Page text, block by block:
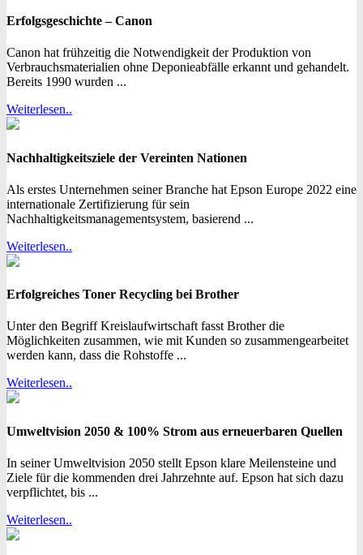
Erfolgsgeschichte – Canon
Canon hat frühzeitig die Notwendigkeit der Produktion von
Verbrauchsmaterialien ohne Deponieabfälle erkannt und gehandelt.
Bereits 1990 wurden ...
Weiterlesen..
Nachhaltigkeitsziele der Vereinten Nationen
Als erstes Unternehmen seiner Branche hat Epson Europe 2022 eine
internationale Zertifizierung für sein
Nachhaltigkeitsmanagementsystem, basierend ...
Weiterlesen..
Erfolgreiches Toner Recycling bei Brother
Unter den Begriff Kreislaufwirtschaft fasst Brother die
Möglichkeiten zusammen, wie mit Kunden so zusammengearbeitet
werden kann, dass die Rohstoffe ...
Weiterlesen..
Umweltvision 2050 & 100% Strom aus erneuerbaren Quellen
In seiner Umweltvision 2050 stellt Epson klare Meilensteine und
Ziele für die kommenden drei Jahrzehnte auf. Epson hat sich dazu
verpflichtet, bis ...
Weiterlesen..